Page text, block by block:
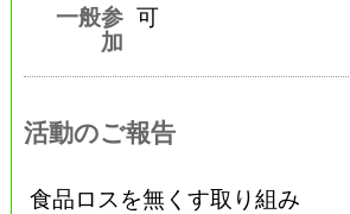
一般参
加
可
活動のご報告
食品ロスを無くす取り組み